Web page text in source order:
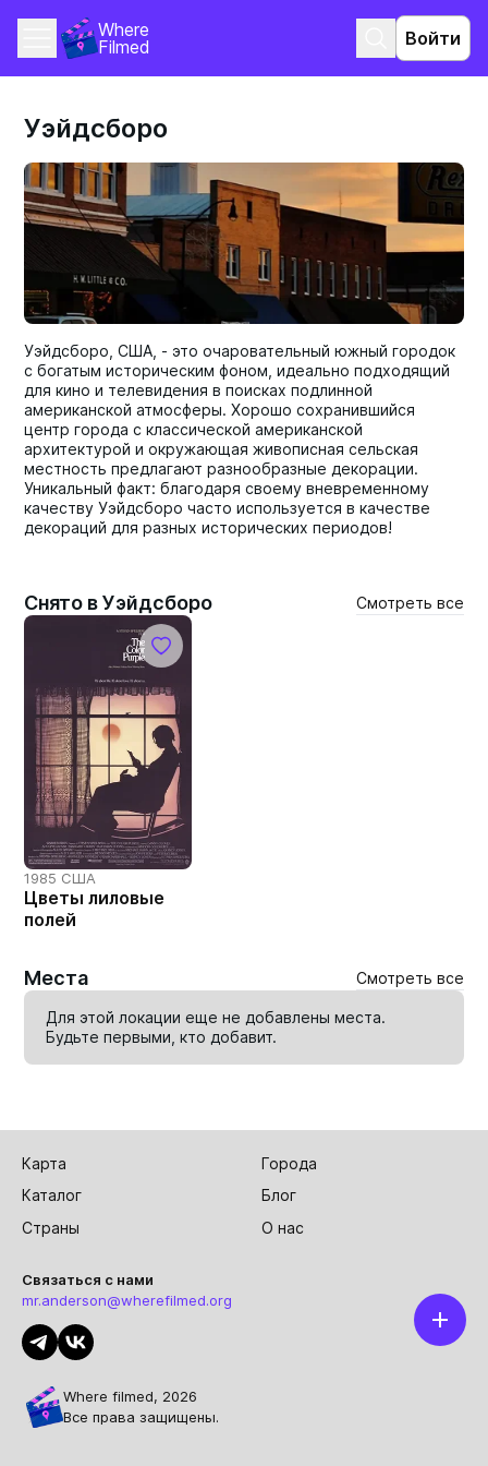
Where
Filmed
Войти
Уэйдсборо
Уэйдсборо, США, - это очаровательный южный городок
с богатым историческим фоном, идеально подходящий
для кино и телевидения в поисках подлинной
американской атмосферы. Хорошо сохранившийся
центр города с классической американской
архитектурой и окружающая живописная сельская
местность предлагают разнообразные декорации.
Уникальный факт: благодаря своему вневременному
качеству Уэйдсборо часто используется в качестве
декораций для разных исторических периодов!
Снято в Уэйдсборо Смотреть все
1985 США
Цветы лиловые
полей
Места Смотреть все
Для этой локации еще не добавлены места.
Будьте первыми, кто добавит.
Карта
Города
Каталог
Блог
Страны
О нас
Связаться с нами
mr.anderson@wherefilmed.org
Where filmed, 2026
Все права защищены.